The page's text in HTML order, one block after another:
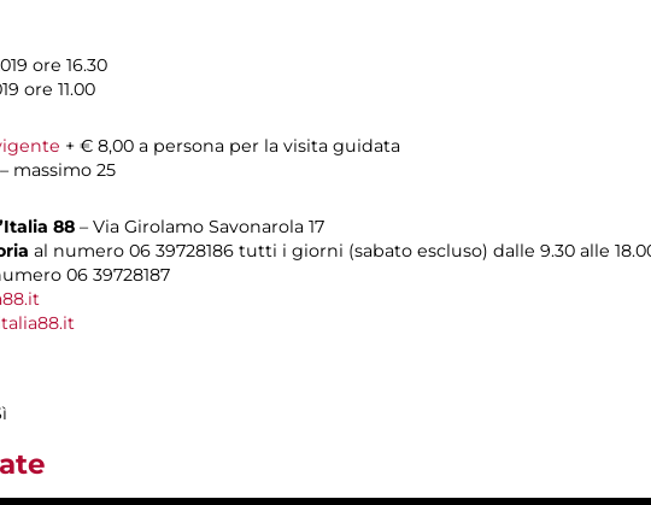
ore 16.30
ore 11.00
+ € 8,00 a persona per la visita guidata
massimo 25
88 – Via Girolamo Savonarola 17
al numero 06 39728186 tutti i giorni (sabato escluso) dalle 9.30 alle
06 39728187